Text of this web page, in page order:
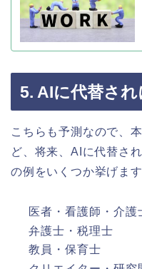
5. AIに代替さ
こちらも予測なので、
ど、将来、AIに代替さ
の例をいくつか挙げます
医者・看護師・介護
弁護士・税理士
教員・保育士